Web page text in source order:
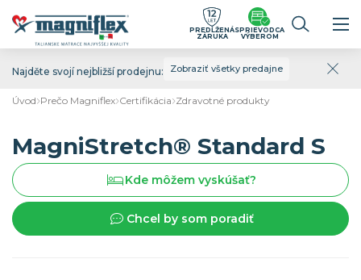
Najděte svojí nejbližší prodejnu: Zobraziť všetky predajne
PREDĹŽENÁ
ZÁRUKA
SPRIEVODCA
VÝBEROM
Úvod Prečo Magniflex Certifikácia Zdravotné produkty
MagniStretch® Standard S
Kde môžem vyskúšať?
Chcel by som poradiť